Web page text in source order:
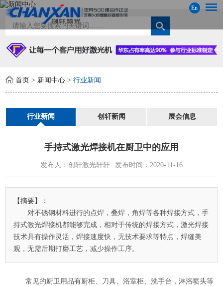
En
首页 > 新闻中心 >行业新闻
行业新闻 创轩新闻 展会信息
手持式激光焊接机在厨卫中的应用
发布人：创轩激光轩轩 发布时间：2020-11-16
【摘要】：
对不锈钢材料进行的点焊，叠焊，角焊等各种焊接方式，手
持式激光焊接机都能够完成，相对于传统的焊接方式，激光焊接
技术具有操作灵活，焊接速度快，无技术要求等特点，焊缝美
观，无需后期打磨工艺，减少操作工序。
常见的厨卫用品有厨柜、刀具、浴室柜、洗手台，淋浴喷头等